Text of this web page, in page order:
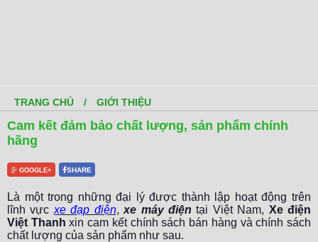
TRANG CHỦ / GIỚI THIỆU
Cam kết đảm bảo chất lượng, sản phẩm chính
hãng
GOOGLE+ SHARE
Là một trong những đại lý được thành lập hoạt động trên
lĩnh vực xe đạp điện,xe máy điện tại Việt Nam, Xe điện
Việt Thanh xin cam kết chính sách bán hàng và chính sách
chất lượng của sản phẩm như sau.